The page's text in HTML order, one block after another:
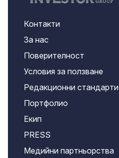
Контакти
За нас
Поверителност
Условия за ползване
Редакционни стандарти
Портфолио
Екип
PRESS
Медийни партньорства